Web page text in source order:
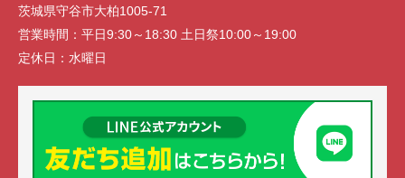
茨城県守谷市大柏1005-71
営業時間： 平日9:30～18:30 土日祭10:00～19:00
定休日： 水曜日